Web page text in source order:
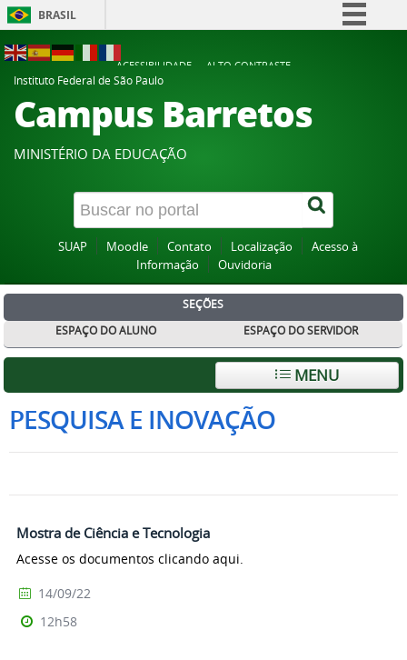
BRASIL
Participe
Acesso à informação
Canais
ACESSIBILIDADE
ALTO CONTRASTE
Instituto Federal de São Paulo
Campus Barretos
MINISTÉRIO DA EDUCAÇÃO
SUAP Moodle Contato Localização
Acesso à
Informação
Ouvidoria
SEÇÕES
ESPAÇO DO ALUNO
ESPAÇO DO SERVIDOR
MENU
PESQUISA E INOVAÇÃO
Mostra de Ciência e Tecnologia
Acesse os documentos clicando aqui.
14/09/22
12h58